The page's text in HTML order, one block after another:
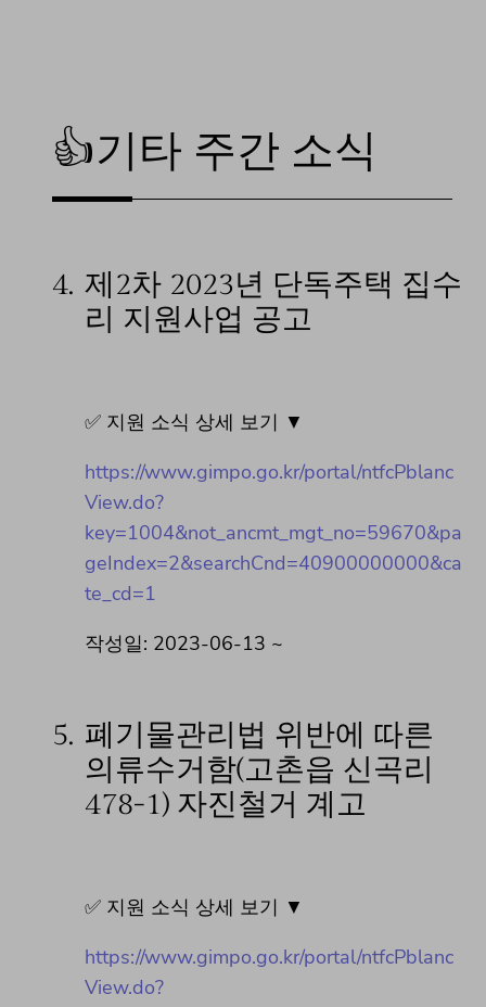
👍기타 주간 소식
4. 제2차 2023년 단독주택 집수
리 지원사업 공고
✅ 지원 소식 상세 보기 ▼
https://www.gimpo.go.kr/portal/ntfcPblanc
View.do?
key=1004&not_ancmt_mgt_no=59670&pa
geIndex=2&searchCnd=40900000000&ca
te_cd=1
작성일: 2023-06-13 ~
5. 폐기물관리법 위반에 따른
의류수거함(고촌읍 신곡리
478-1) 자진철거 계고
✅ 지원 소식 상세 보기 ▼
https://www.gimpo.go.kr/portal/ntfcPblanc
View.do?